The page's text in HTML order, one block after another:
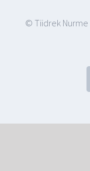
© Tiidrek Nurme